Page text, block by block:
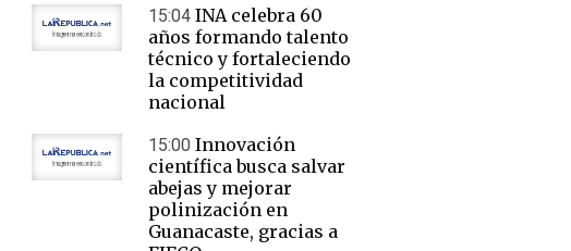
15:04 INA celebra 60
años formando talento
técnico y fortaleciendo
la competitividad
nacional
15:00 Innovación
científica busca salvar
abejas y mejorar
polinización en
Guanacaste, gracias a